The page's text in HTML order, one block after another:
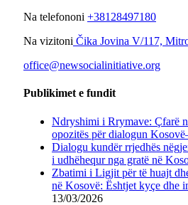
Na telefononi +38128497180
Na vizitoni Čika Jovina V/117,
office@newsocialinitiative.org
Publikimet e fundit
Ndryshimi i Rrymave: Çfarë
opozitës për dialogun
Dialogu kundër rrjedhës
i udhëhequr nga gratë në
Zbatimi i Ligjit për të huajt
në Kosovë: Ështjet kyçe dhe
13/03/2026